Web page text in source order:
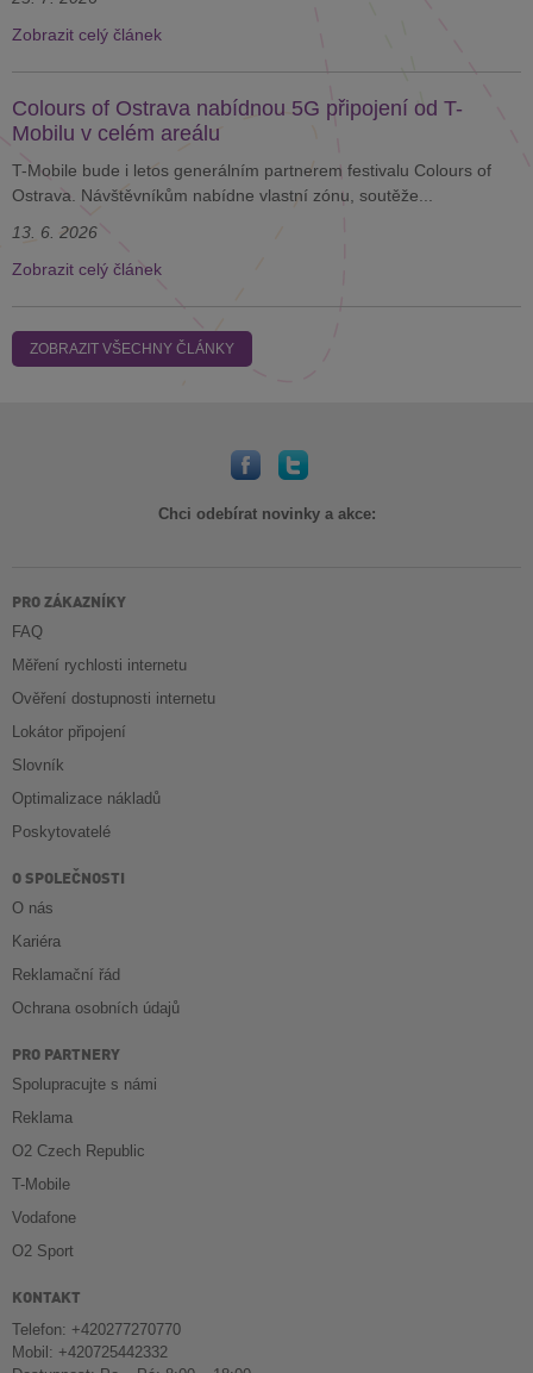
Zobrazit celý článek
Colours of Ostrava nabídnou 5G připojení od T-
Mobilu v celém areálu
T-Mobile bude i letos generálním partnerem festivalu Colours of
Ostrava. Návštěvníkům nabídne vlastní zónu, soutěže...
13. 6. 2026
Zobrazit celý článek
ZOBRAZIT VŠECHNY ČLÁNKY
Chci odebírat novinky a akce:
PRO ZÁKAZNÍKY
FAQ
Měření rychlosti internetu
Ověření dostupnosti internetu
Lokátor připojení
Slovník
Optimalizace nákladů
Poskytovatelé
O SPOLEČNOSTI
O nás
Kariéra
Reklamační řád
Ochrana osobních údajů
PRO PARTNERY
Spolupracujte s námi
Reklama
O2 Czech Republic
T-Mobile
Vodafone
O2 Sport
KONTAKT
Telefon: +420277270770
Mobil: +420725442332